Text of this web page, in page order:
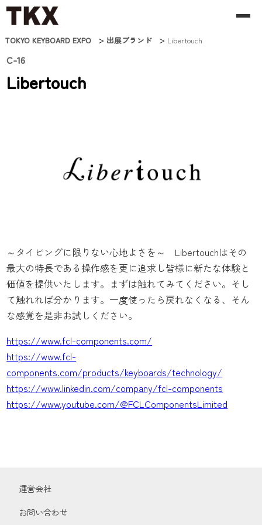
TOKYO KEYBOARD EXPO > 出展ブランド > Libertouch
Libertouch
C-16
～タイピングに限りない心地よさを～ Libertouchはその
最大の特長である操作感を更に追求し皆様に新たな体験と
価値を提供いたします。まずは触れてみてください。そし
て触れれば分かります。一度使ったら戻れなくなる、そん
な感覚を是非お試しください。
https://www.fcl-components.com/
https://www.fcl-
components.com/products/keyboards/technology/
https://www.linkedin.com/company/fcl-components
https://www.youtube.com/@FCLComponentsLimited
運営会社
お問い合わせ